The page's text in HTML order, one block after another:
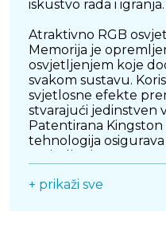
iskustvo rada i igranja.
Atraktivno RGB
Memorija je
osvjetljenjem koje
svakom sustavu.
svjetlosne efekte
stvarajući jedinstven
Patentirana
tehnologija
+ prikaži sve